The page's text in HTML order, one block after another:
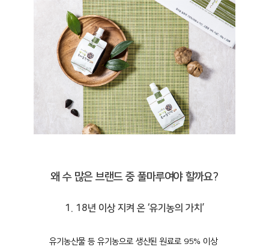
왜 수 많은 브랜드 중 풀마루여야 할까요?
1. 18년 이상 지켜 온 ‘유기농의 가치’
유기농산물 등 유기농으로 생산된 원료로 95% 이상